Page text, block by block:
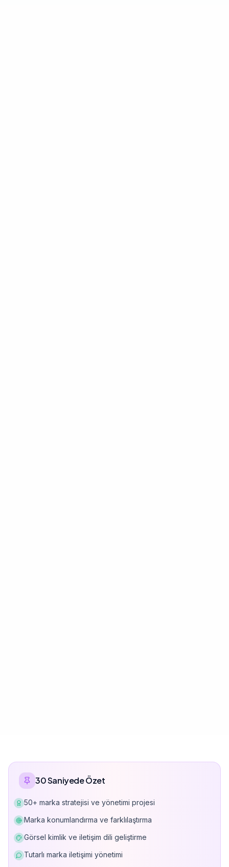
30 Saniyede Özet
50+ marka stratejisi ve yönetimi projesi
Marka konumlandırma ve farklılaştırma
Görsel kimlik ve iletişim dili geliştirme
Tutarlı marka iletişimi yönetimi